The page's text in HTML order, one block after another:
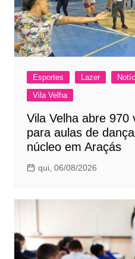
Esportes Lazer
Vila Velha
Vila Velha abre 970
para aulas de
núcleo em Araçás
qui, 06/08/2026